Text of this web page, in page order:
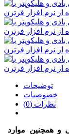
توضیحات
خصوصیات
نظرات (0)